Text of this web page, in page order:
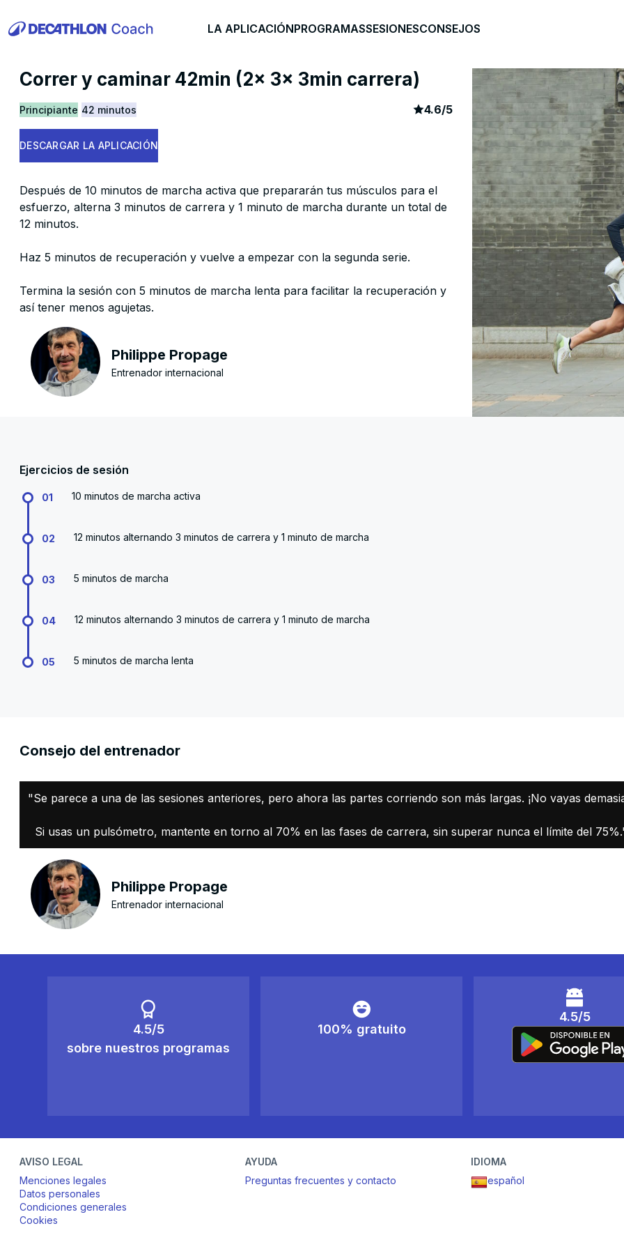
LA APLICACIÓNPROGRAMASSESIONESCONSEJOS
Correr y caminar 42min (2x 3x 3min carrera)
Principiante 42 minutos article rating
4.6/51770
DESCARGAR LA APLICACIÓN
Después de 10 minutos de marcha activa que prepararán tus músculos para el
esfuerzo, alterna 3 minutos de carrera y 1 minuto de marcha durante un total de
12 minutos.
Haz 5 minutos de recuperación y vuelve a empezar con la segunda serie.
Termina la sesión con 5 minutos de marcha lenta para facilitar la recuperación y
así tener menos agujetas.
Philippe Propage
Entrenador internacional
Ejercicios de sesión
01 10 minutos de marcha activa
02 12 minutos alternando 3 minutos de carrera y 1 minuto de marcha
03 5 minutos de marcha
04 12 minutos alternando 3 minutos de carrera y 1 minuto de marcha
05 5 minutos de marcha lenta
Consejo del entrenador
"Se parece a una de las sesiones anteriores, pero ahora las partes corriendo son más largas. ¡No vayas
Si usas un pulsómetro, mantente en torno al 70% en las fases de carrera, sin superar nunca el límite del
Philippe Propage
Entrenador internacional
4.5/5
sobre nuestros programas
100% gratuito
4.5/5
AVISO LEGAL
Menciones legales
Datos personales
Condiciones generales
Cookies
AYUDA
Preguntas frecuentes y contacto
IDIOMA
español